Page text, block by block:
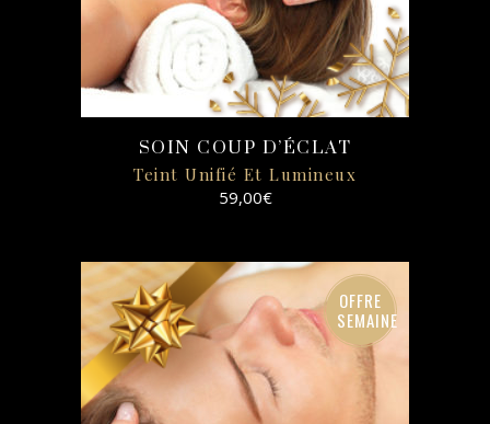
SOIN COUP D’ÉCLAT
Teint Unifié Et Lumineux
59,00€
SELECT
OPTIONS
OFFRE
SEMAINE